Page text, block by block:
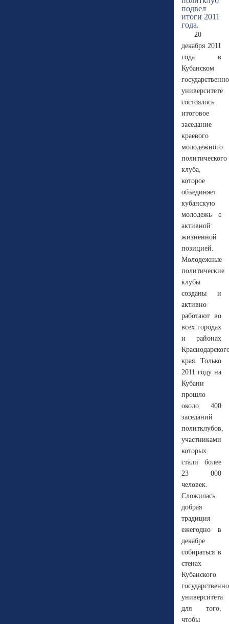
20
декабря 2011
года в
Кубанском
университете
состоялось
итоговое
заседание
краевого
молодежного
политического
клуба,
которое
объединяет
кубанскую
молодежь с
активной
жизненной
позицией.
Молодежные
политические
клубы
созданы и
активно
работают во
всех городах
и районах
края. Только
2011 году на
Кубани
прошло
около 400
заседаний
политклубов,
участниками
которых
стали более
23 000
человек.
Сложилась
добрая
традиция
ежегодно в
декабре
собираться в
стенах
Кубанского
университета
для того,
чтобы